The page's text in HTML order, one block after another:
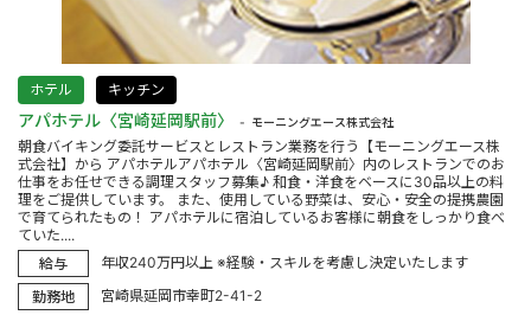
ホテル キッチン
アパホテル〈宮崎延岡駅前〉 モーニングエース株式会社
朝食バイキング委託サービスとレストラン業務を行う【モーニングエース株
式会社】から アパホテルアパホテル〈宮崎延岡駅前〉内のレストランでのお
仕事をお任せできる調理スタッフ募集♪ 和食・洋食をベースに30品以上の料
理をご提供しています。 また、使用している野菜は、安心・安全の提携農園
で育てられたもの！ アパホテルに宿泊しているお客様に朝食をしっかり食べ
ていた....
給与
年収240万円以上 ※経験・スキルを考慮し決定いたします
勤務地
宮崎県延岡市幸町2-41-2